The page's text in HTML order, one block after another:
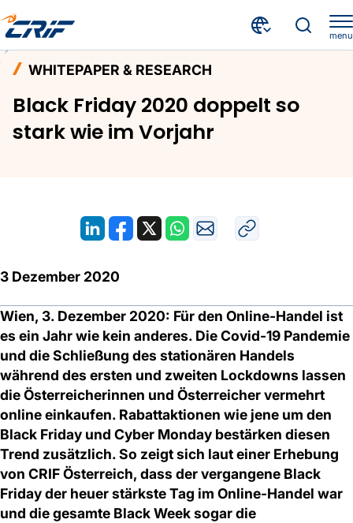
menu
Black Friday 2020 doppelt so stark wie im Vorjahr
WHITEPAPER & RESEARCH
Black Friday 2020 doppelt so
stark wie im Vorjahr
3 Dezember 2020
Wien, 3. Dezember 2020: Für den Online-Handel ist
es ein Jahr wie kein anderes. Die Covid-19 Pandemie
und die Schließung des stationären Handels
während des ersten und zweiten Lockdowns lassen
die Österreicherinnen und Österreicher vermehrt
online einkaufen. Rabattaktionen wie jene um den
Black Friday und Cyber Monday bestärken diesen
Trend zusätzlich. So zeigt sich laut einer Erhebung
von CRIF Österreich, dass der vergangene Black
Friday der heuer stärkste Tag im Online-Handel war
und die gesamte Black Week sogar die